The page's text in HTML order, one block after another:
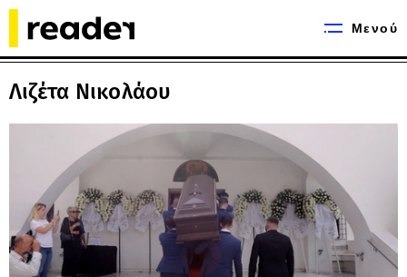
Μενού
Λιζέτα Νικολάου